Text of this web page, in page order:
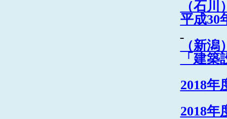
（石川
平成30
（新潟
「建築
2018年
2018年